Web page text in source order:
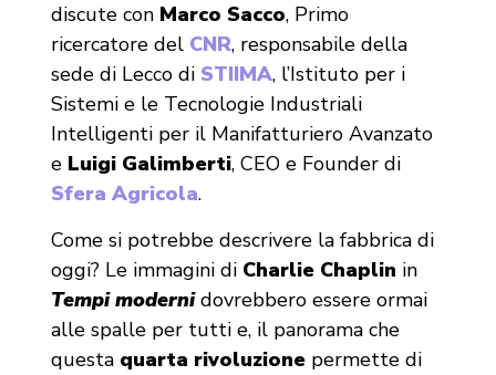
discute con Marco Sacco, Primo
ricercatore del CNR, responsabile della
sede di Lecco di STIIMA, l’Istituto per i
Sistemi e le Tecnologie Industriali
Intelligenti per il Manifatturiero Avanzato
e Luigi Galimberti, CEO e Founder di
Sfera Agricola.
Come si potrebbe descrivere la fabbrica di
oggi? Le immagini di Charlie Chaplin in
Tempi modernidovrebbero essere ormai
alle spalle per tutti e, il panorama che
questa quarta rivoluzionepermette di